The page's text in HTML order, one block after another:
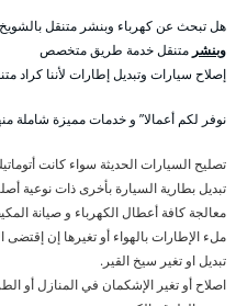
هل تبحث عن كهرباء وبنشر متنقل
وبنشر متنقل خدمة طريق متخصص
إصلاح سيارات وتبديل إطارات لأننا
نوفر لكم أعمالا” و خدمات مميزة شاملة
تصليح السيارات الحديثة سواء كانت
تبديل بطارية السيارة بأخرى ذات نوعية
معالجة كافة أعطال الكهرباء و صيانة
ملء الإطارات بالهواء أو تغيرها إن إقتضى
تبديل او تغير سيخ القير.
اصلاح أو تغير الإشكمان في المنازل أو